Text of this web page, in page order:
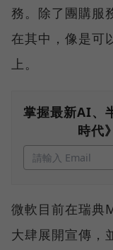
務。除了團購服
在其中，像是
上。
掌握最新AI、
時代
微軟目前在瑞典
大肆展開宣傳，